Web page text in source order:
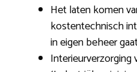
Het laten komen
kostentechnisch
in eigen beheer
Interieurverzorging